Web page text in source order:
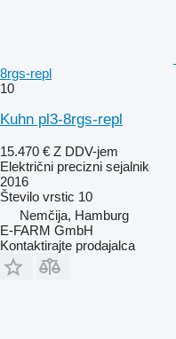
8rgs-repl
10
Kuhn pl3-8rgs-repl
15.470 € Z DDV-jem
Električni precizni sejalnik
2016
Število vrstic 10
Nemčija, Hamburg
E-FARM GmbH
Kontaktirajte prodajalca